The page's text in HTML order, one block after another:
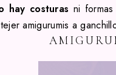
hay costuras ni
amigurumis a